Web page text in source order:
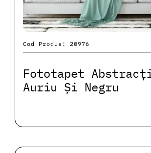
Cod Produs: 20976
Fototapet
Auriu Și Negru